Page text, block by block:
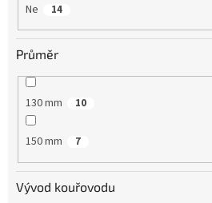
Ne 14
Průměr
130 mm 10
150 mm 7
Vývod kouřovodu